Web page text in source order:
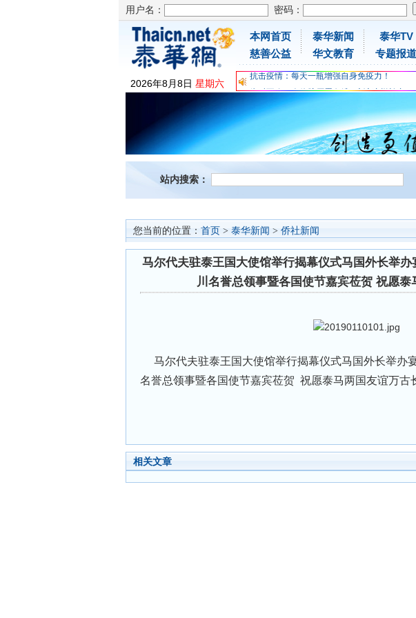
用户名： 密码：
2026年8月8日 星期六
本网首页
慈善公益
泰华新闻
华文教育
泰华TV
专题报道
为时不晚，人体胶原蛋白维C应该这样补充
关爱儿童健康，免费领取日本原装尤妮佳超立
抗击疫情：每天一瓶增强自身免疫力！
为时不晚，人体胶原蛋白维C应该这样补充
关爱儿童健康，免费领取日本原装尤妮佳超
抗击疫情：每天一瓶增强自身免疫力！
站内搜索：
您当前的位置： 首页 > 泰华新闻 > 侨社新闻
马尔代夫驻泰王国大使馆举行揭幕仪式马国外长举
川名誉总领事暨各国使节嘉宾莅贺 祝愿
马尔代夫驻泰王国大使馆举行揭幕仪式马国外长举办
名誉总领事暨各国使节嘉宾莅贺 祝愿泰马两国友谊万古
相关文章